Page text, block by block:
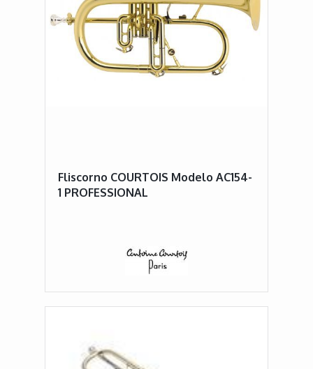
Fliscorno COURTOIS Modelo AC154-
1 PROFESSIONAL